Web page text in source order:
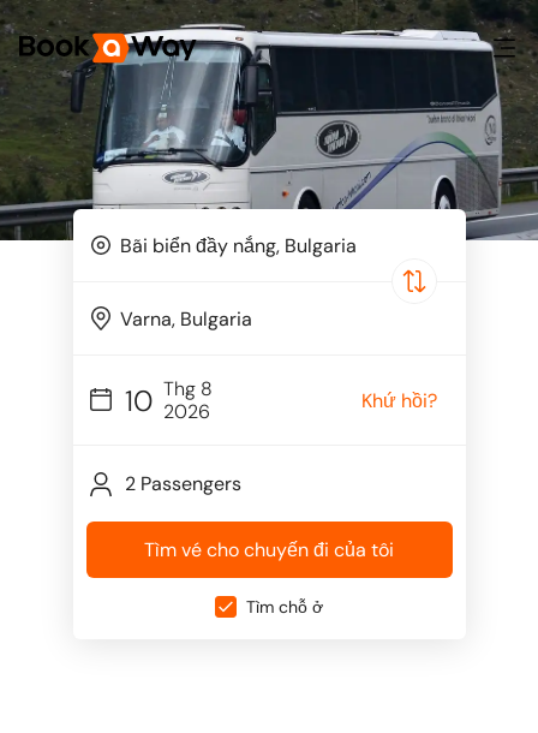
10 Thg 8
2026
Khứ hồi?
2 Passengers
Tìm vé cho chuyến đi của tôi
Tìm chỗ ở